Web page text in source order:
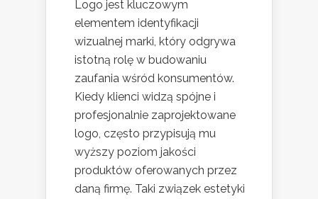
Logo jest kluczowym
elementem identyfikacji
wizualnej marki, który odgrywa
istotną rolę w budowaniu
zaufania wśród konsumentów.
Kiedy klienci widzą spójne i
profesjonalnie zaprojektowane
logo, często przypisują mu
wyższy poziom jakości
produktów oferowanych przez
daną firmę. Taki związek estetyki